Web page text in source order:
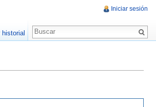
Iniciar sesión
historial